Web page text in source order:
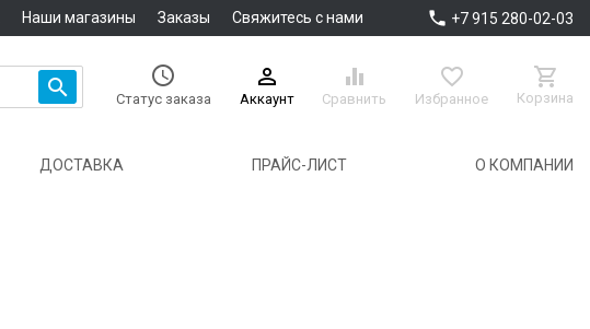
Наши магазины Заказы Свяжитесь с нами  +7 915 280-02-03
 
Статус заказа

Аккаунт

Сравнить

Избранное

Корзина
ДОСТАВКА ПРАЙС-ЛИСТ О КОМПАНИИ